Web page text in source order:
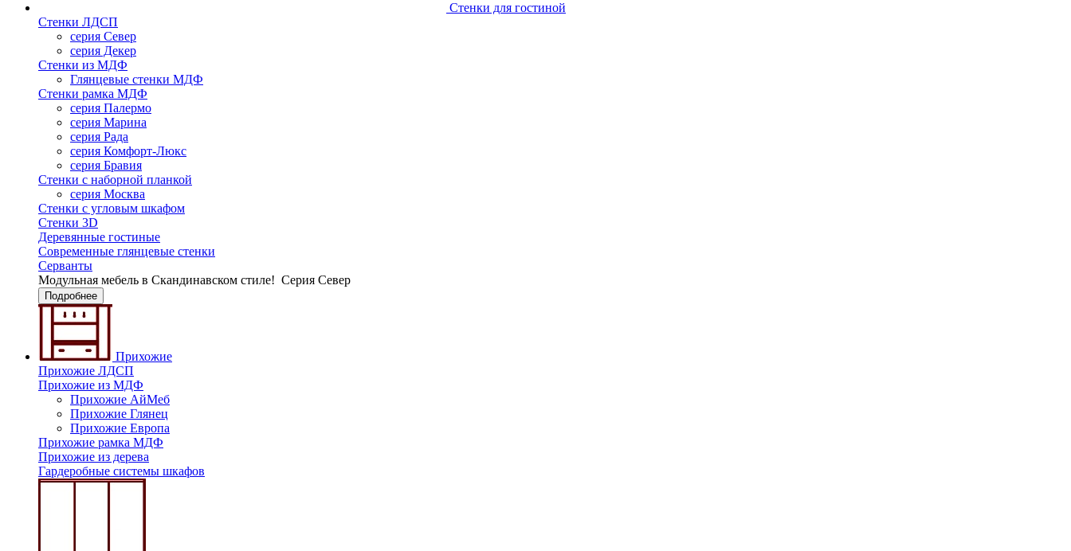
Стенки для гостиной
Стенки ЛДСП
серия Север
серия Декер
Стенки из МДФ
Глянцевые стенки МДФ
Стенки рамка МДФ
серия Палермо
серия Марина
серия Рада
серия Комфорт-Люкс
серия Бравия
Стенки с наборной планкой
серия Москва
Стенки с угловым шкафом
Стенки 3D
Деревянные гостиные
Современные глянцевые стенки
Серванты
Модульная мебель в Скандинавском стиле! Серия Север
Подробнее
Прихожие
Прихожие ЛДСП
Прихожие из МДФ
Прихожие АйМеб
Прихожие Глянец
Прихожие Европа
Прихожие рамка МДФ
Прихожие из дерева
Гардеробные системы шкафов